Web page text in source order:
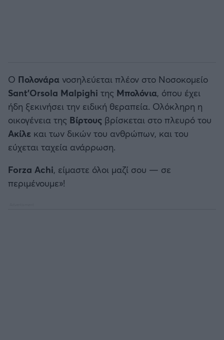
Ο Πολονάρα νοσηλεύεται πλέον στο Νοσοκομείο
Sant'Orsola Malpighi της Μπολόνια, όπου έχει
ήδη ξεκινήσει την ειδική θεραπεία. Ολόκληρη η
οικογένεια της Βίρτους βρίσκεται στο πλευρό του
Ακίλε και των δικών του ανθρώπων, και του
εύχεται ταχεία ανάρρωση.
Forza Achi, είμαστε όλοι μαζί σου — σε
περιμένουμε»!